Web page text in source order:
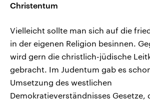
Christentum
Vielleicht sollte man sich auf die
in der eigenen Religion besinnen.
wird gern die christlich-jüdische
gebracht. Im Judentum gab es
Umsetzung des westlichen
Demokratieverständnisses Gesetze,